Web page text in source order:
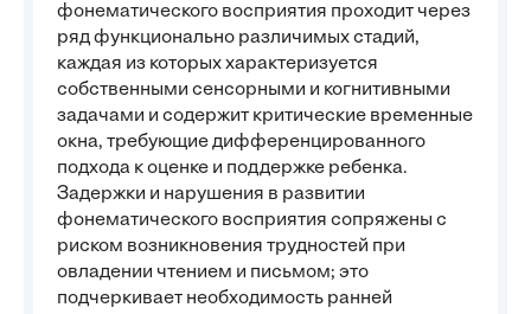
фонематического восприятия проходит через
ряд функционально различимых стадий,
каждая из которых характеризуется
собственными сенсорными и когнитивными
задачами и содержит критические временные
окна, требующие дифференцированного
подхода к оценке и поддержке ребенка.
Задержки и нарушения в развитии
фонематического восприятия сопряжены с
риском возникновения трудностей при
овладении чтением и письмом; это
подчеркивает необходимость ранней